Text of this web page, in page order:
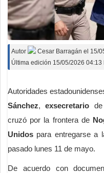
Autor Cesar Barragán el 15/
Última edición 15/05/2026 04:13
Autoridades
Sánchez,exsecretario
cruzó por la frontera de
Unidos para entregarse a
pasado lunes 11 de mayo.
De acuerdo con